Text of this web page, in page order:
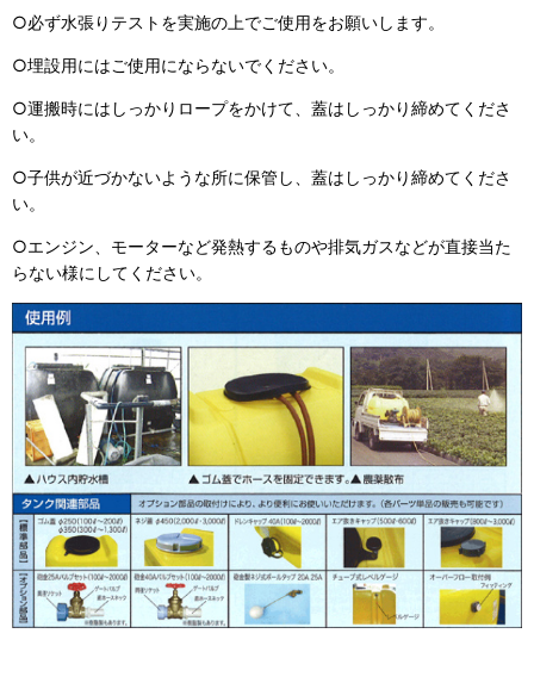
○必ず水張りテストを実施の上でご使用をお願いします。
○埋設用にはご使用にならないでください。
○運搬時にはしっかりロープをかけて、蓋はしっかり締めてくださ
い。
○子供が近づかないような所に保管し、蓋はしっかり締めてくださ
い。
○エンジン、モーターなど発熱するものや排気ガスなどが直接当た
らない様にしてください。